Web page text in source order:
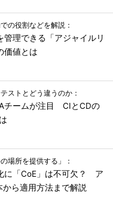
の役割などを解説：
管理できる「アジャイルリ
価値とは
ストとどう違うのか：
チームが注目 CIとCDの
場所を提供する」：
に「CoE」は不可欠？ ア
ら適用方法まで解説